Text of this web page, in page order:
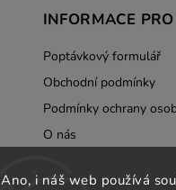
Ano, i náš web používá
INFORMACE
Poptávkový formulář
Obchodní podmínky
Podmínky ochrany
O nás